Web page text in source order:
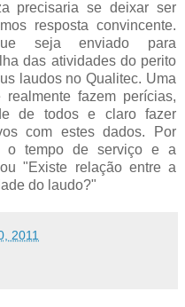
precisaria se deixar ser
resposta convincente.
seja enviado para
das atividades do perito
laudos no Qualitec. Uma
fazem perícias,
de todos e claro fazer
com estes dados. Por
o tempo de serviço e a
"Existe relação entre a
do laudo?"
2011